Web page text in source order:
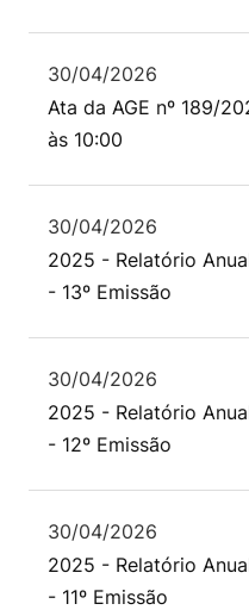
30/04/2026
Ata da AGE nº 189/
às 10:00
30/04/2026
2025 - Relatório
- 13º Emissão
30/04/2026
2025 - Relatório
- 12º Emissão
30/04/2026
2025 - Relatório
- 11º Emissão